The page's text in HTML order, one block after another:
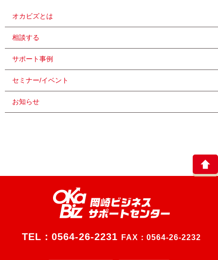
オカビズとは
相談する
サポート事例
セミナー/イベント
お知らせ
TEL： 0564-26-2231 FAX：0564-26-2232